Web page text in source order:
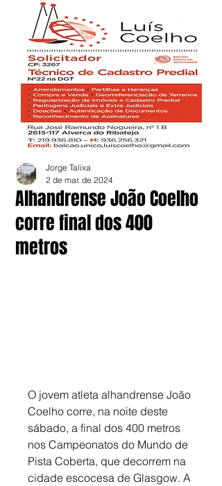
Alhandrense João Coelho
corre final dos 400
metros
Jorge Talixa
2 de mar. de 2024
O jovem atleta alhandrense João
Coelho corre, na noite deste
sábado, a final dos 400 metros
nos Campeonatos do Mundo de
Pista Coberta, que decorrem na
cidade escocesa de Glasgow. A